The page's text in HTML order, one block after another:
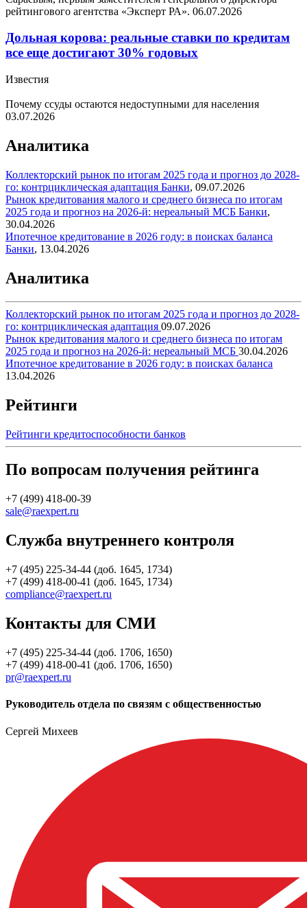
рейтингового агентства «Эксперт РА». 06.07.2026
Дольная корова: реальные ставки по кредитам
все еще достигают 30% годовых
Известия
Почему ссуды остаются недоступными для населения
03.07.2026
Аналитика
Коллекторский рынок по итогам 2025 года и прогноз до 2028-
го: контрциклическая адаптация Банки, 09.07.2026
Рынок кредитования малого и среднего бизнеса по итогам
2025 года и прогноз на 2026-й: нереальный МСБ Банки,
30.04.2026
Ипотечное кредитование в 2026 году: в поисках баланса
Банки, 13.04.2026
Аналитика
Коллекторский рынок по итогам 2025 года и прогноз до 2028-
го: контрциклическая адаптация 09.07.2026
Рынок кредитования малого и среднего бизнеса по итогам
2025 года и прогноз на 2026-й: нереальный МСБ 30.04.2026
Ипотечное кредитование в 2026 году: в поисках баланса
13.04.2026
Рейтинги
Рейтинги кредитоспособности банков
По вопросам получения рейтинга
+7 (499) 418-00-39
sale@raexpert.ru
Служба внутреннего контроля
+7 (495) 225-34-44 (доб. 1645, 1734)
+7 (499) 418-00-41 (доб. 1645, 1734)
compliance@raexpert.ru
Контакты для СМИ
+7 (495) 225-34-44 (доб. 1706, 1650)
+7 (499) 418-00-41 (доб. 1706, 1650)
pr@raexpert.ru
Руководитель отдела по связям с общественностью
Сергей Михеев